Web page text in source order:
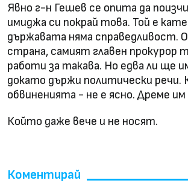
Явно г-н Гешев се опита да
имиджа си покрай това. Той е
държавата няма справедливост.
страна, самият главен прокурор
работи за такава. Но едва ли ще
докато държи политически
обвиненията - не е ясно. Дреме им
Който даже вече и не носят.
Коментирай